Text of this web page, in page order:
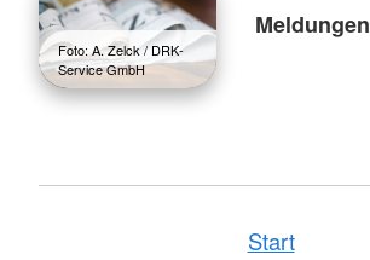
Foto: A. Zelck / DRK-
Service GmbH
Meldungen
Start